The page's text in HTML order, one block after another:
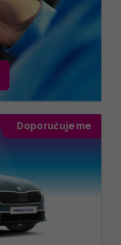
Doporučujeme